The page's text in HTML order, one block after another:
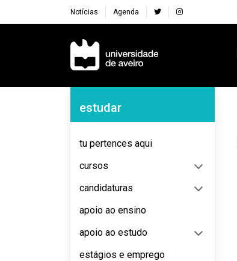
Notícias Agenda
Navegação Principal
Navegação Lateral
estudar
tu pertences aqui
cursos
candidaturas
apoio ao ensino
apoio ao estudo
estágios e emprego